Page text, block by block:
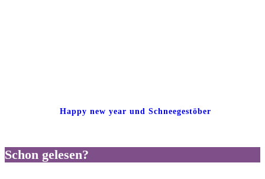
Happy new year und Schneegestöber
Schon gelesen?